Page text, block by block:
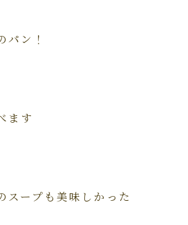
パン！
ます
スープも美味しかった